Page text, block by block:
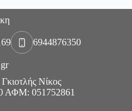
6944876350
Νίκος
ΑΦΜ: 051752861